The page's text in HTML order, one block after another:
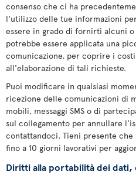
consenso che ci ha
l'utilizzo delle tue informazioni
essere in grado di fornirti alcuni
potrebbe essere applicata una
comunicazione, per coprire i
all'elaborazione di tali richieste.
Puoi modificare in qualsiasi
ricezione delle comunicazioni di
mobili, messaggi SMS o di
sul collegamento per annullare
contattandoci. Tieni presente
fino a 10 giorni lavorativi per
Diritti alla portabilità dei